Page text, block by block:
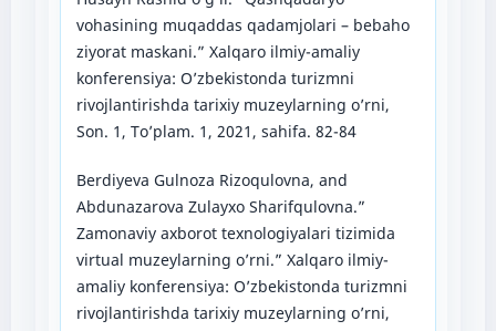
vohasining muqaddas qadamjolari – bebaho
ziyorat maskani.” Xalqaro ilmiy-amaliy
konferensiya: O’zbekistonda turizmni
rivojlantirishda tarixiy muzeylarning o’rni,
Son. 1, To’plam. 1, 2021, sahifa. 82-84
Berdiyeva Gulnoza Rizoqulovna, and
Abdunazarova Zulayxo Sharifqulovna.”
Zamonaviy axborot texnologiyalari tizimida
virtual muzeylarning o’rni.” Xalqaro ilmiy-
amaliy konferensiya: O’zbekistonda turizmni
rivojlantirishda tarixiy muzeylarning o’rni,